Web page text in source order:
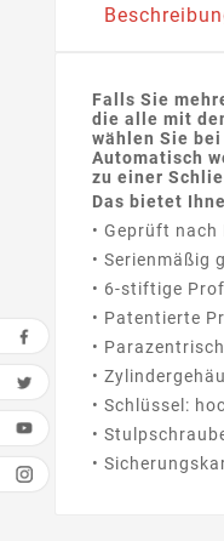
Falls Sie
die alle mit
wählen Sie
Automatisch
zu einer
Das bietet
• Geprüft nach
• Serienmäßig
• 6-stiftige
• Patentierte
•
•
• Schlüssel:
•
•